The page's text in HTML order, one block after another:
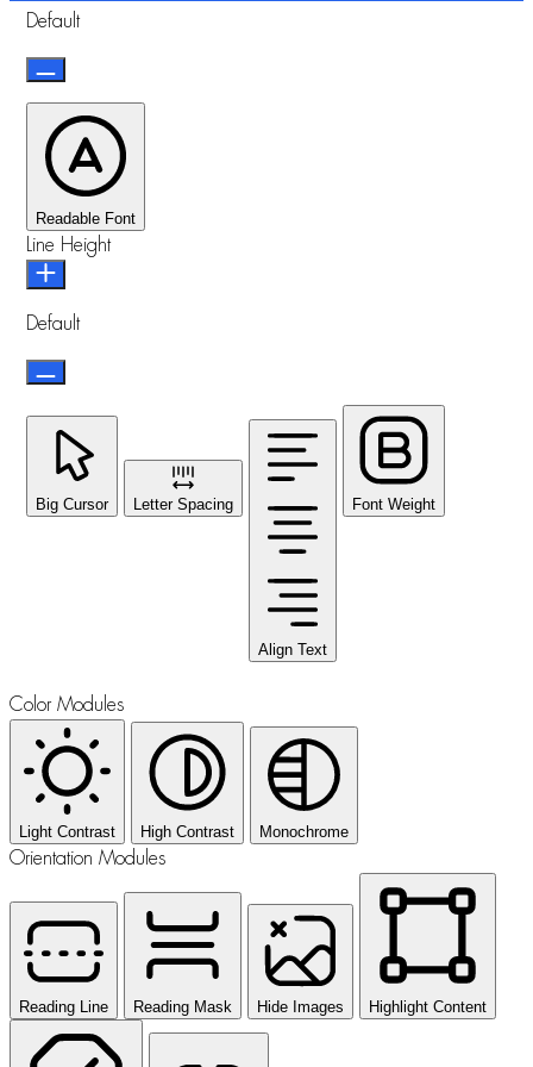
Default
Readable Font
Line Height
Default
Big Cursor Letter Spacing
Align Text
Font Weight
Color Modules
Light Contrast High Contrast Monochrome
Orientation Modules
Reading Line Reading Mask Hide Images Highlight Content